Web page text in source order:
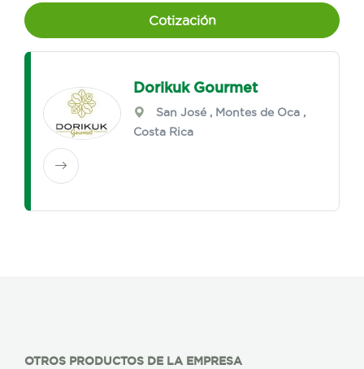
Cotización
Dorikuk Gourmet
San José , Montes de Oca ,
Costa Rica
OTROS PRODUCTOS DE LA EMPRESA